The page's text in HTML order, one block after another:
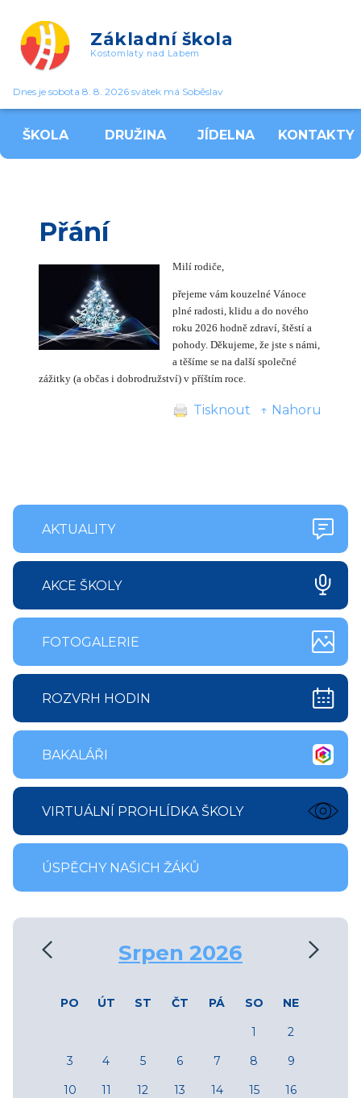
Základní škola
Kostomlaty nad Labem
Dnes je sobota 8. 8. 2026 svátek má Soběslav
ŠKOLA DRUŽINA JÍDELNA KONTAKTY
Přání
Milí rodiče,
přejeme vám kouzelné Vánoce
plné radosti, klidu a do nového
roku 2026 hodně zdraví, štěstí a
pohody. Děkujeme, že jste s námi,
a těšíme se na další společné
zážitky (a občas i dobrodružství) v příštím roce.
Tisknout ↑ Nahoru
AKTUALITY
AKCE ŠKOLY
FOTOGALERIE
ROZVRH HODIN
BAKALÁŘI
VIRTUÁLNÍ PROHLÍDKA ŠKOLY
ÚSPĚCHY NAŠICH ŽÁKŮ
Srpen 2026
PO ÚT ST ČT PÁ SO
NE
1
2
3
4 5 6 7 8
9
10
11 12 13 14 15
16